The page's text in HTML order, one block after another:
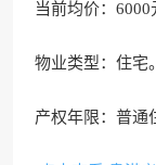
当前均价：6000
物业类型：住宅。
产权年限：普通